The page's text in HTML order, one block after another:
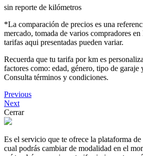
sin reporte de kilómetros
*La comparación de precios es una
mercado, tomada de varios compradores
tarifas aqui presentadas pueden variar.
Recuerda que tu tarifa por km es
factores como: edad, género, tipo de garaje
Consulta términos y condiciones.
Previous
Next
Cerrar
Es el servicio que te ofrece la plataforma de
cual podrás cambiar de modalidad en el